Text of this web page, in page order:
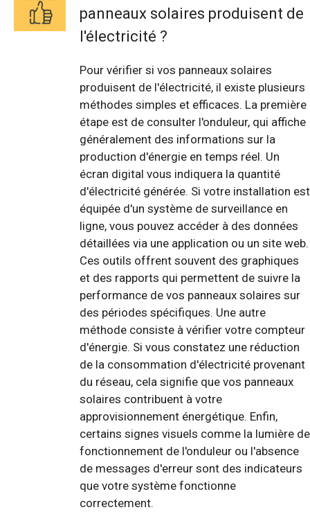
panneaux solaires produisent de
l'électricité ?
Pour vérifier si vos panneaux solaires
produisent de l'électricité, il existe plusieurs
méthodes simples et efficaces. La première
étape est de consulter l'onduleur, qui affiche
généralement des informations sur la
production d'énergie en temps réel. Un
écran digital vous indiquera la quantité
d'électricité générée. Si votre installation est
équipée d'un système de surveillance en
ligne, vous pouvez accéder à des données
détaillées via une application ou un site web.
Ces outils offrent souvent des graphiques
et des rapports qui permettent de suivre la
performance de vos panneaux solaires sur
des périodes spécifiques. Une autre
méthode consiste à vérifier votre compteur
d'énergie. Si vous constatez une réduction
de la consommation d'électricité provenant
du réseau, cela signifie que vos panneaux
solaires contribuent à votre
approvisionnement énergétique. Enfin,
certains signes visuels comme la lumière de
fonctionnement de l'onduleur ou l'absence
de messages d'erreur sont des indicateurs
que votre système fonctionne
correctement.